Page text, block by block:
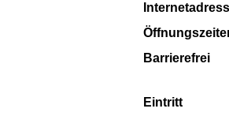
Barrierefrei
Eintritt